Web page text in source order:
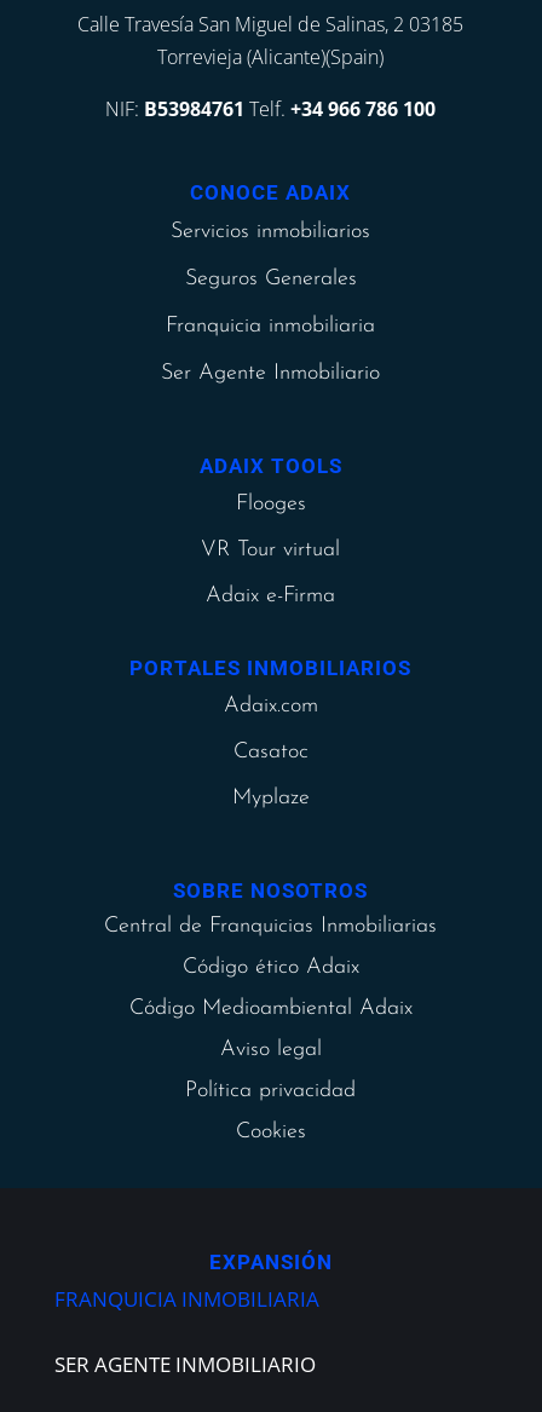
Calle Travesía San Miguel de Salinas, 2 03185
Torrevieja (Alicante)(Spain)
NIF: B53984761 Telf.+34 966 786 100
CONOCE ADAIX
Servicios inmobiliarios
Seguros Generales
Franquicia inmobiliaria
Ser Agente Inmobiliario
ADAIX TOOLS
Flooges
VR Tour virtual
Adaix e-Firma
PORTALES INMOBILIARIOS
Adaix.com
Casatoc
Myplaze
SOBRE NOSOTROS
Central de Franquicias Inmobiliarias
Código ético Adaix
Código Medioambiental Adaix
Aviso legal
Política privacidad
Cookies
EXPANSIÓN
FRANQUICIA INMOBILIARIA
SER AGENTE INMOBILIARIO